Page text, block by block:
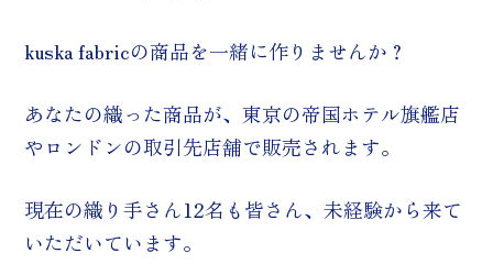
kuska fabricの商品を一緒に作りませんか？
あなたの織った商品が、東京の帝国ホテル旗艦店
やロンドンの取引先店舗で販売されます。
現在の織り手さん12名も皆さん、未経験から来て
いただいています。